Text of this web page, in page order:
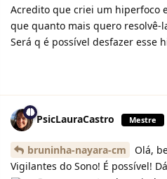
Acredito que criei um hiperfoco
que quanto mais quero resolvê-
Será q é possível desfazer esse
PsicLauraCastro Mestre
bruninha-nayara-cm
Olá,
Vigilantes do Sono! É possível!